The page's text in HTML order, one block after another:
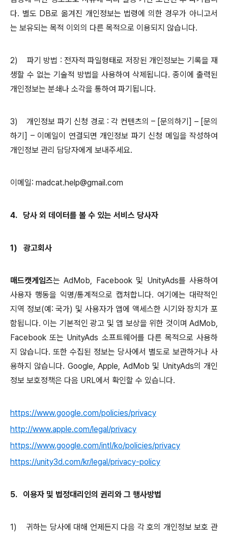
다. 별도 DB로 옮겨진 개인정보는 법령에 의한 경우가 아니고서
는 보유되는 목적 이외의 다른 목적으로 이용되지 않습니다.
2) 파기 방법 : 전자적 파일형태로 저장된 개인정보는 기록을 재
생할 수 없는 기술적 방법을 사용하여 삭제됩니다. 종이에 출력된
개인정보는 분쇄나 소각을 통하여 파기됩니다.
3) 개인정보 파기 신청 경로 :각 컨텐츠의 – [문의하기] – [문의
하기 ] – 이메일이 연결되면 개인정보 파기 신청 메일을 작성하여
개인정보 관리 담당자에게 보내주세요.
이메일: madcat.help@gmail.com
4. 당사 외 데이터를 볼 수 있는 서비스 당사자
1) 광고회사
매드캣게임즈는 AdMob, Facebook 및 UnityAds를 사용하여
사용자 행동을 익명/통계적으로 캡처합니다. 여기에는 대략적인
지역 정보(예 :국가) 및 사용자가 앱에 액세스한 시기와 장치가 포
함됩니다. 이는 기본적인 광고 및 앱 보상을 위한 것이며 AdMob,
Facebook또는 UnityAds 소프트웨어를 다른 목적으로 사용하
지 않습니다. 또한 수집된 정보는 당사에서 별도로 보관하거나 사
용하지 않습니다. Google, Apple, AdMob 및 UnityAds의 개인
정보 보호정책은 다음 URL에서 확인할 수 있습니다.
https://www.google.com/policies/privacy
http://www.apple.com/legal/privacy
https://www.google.com/intl/ko/policies/privacy
https://unity3d.com/kr/legal/privacy-policy
5. 이용자 및 법정대리인의 권리와 그 행사방법
1)
귀하는 당사에 대해 언제든지 다음 각 호의 개인정보 보호 관